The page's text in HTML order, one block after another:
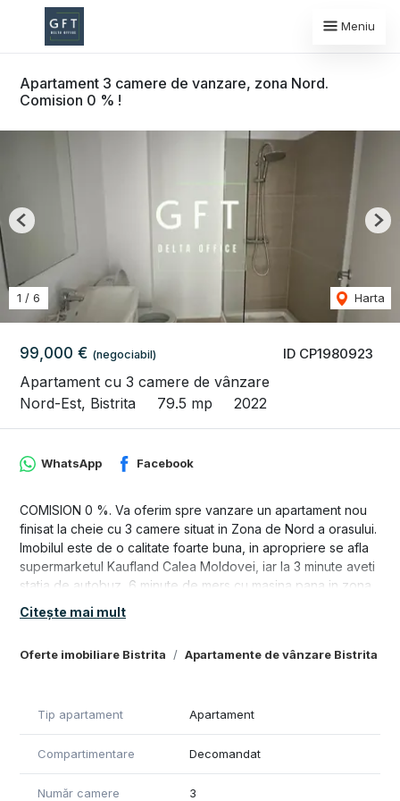
Meniu
Apartament 3 camere de vanzare, zona Nord.
Comision 0 % !
ID CP1980923
99,000 € (negociabil)
Apartament cu 3 camere de vânzare
Nord-Est, Bistrita
79.5 mp 2022
1 / 6 Harta
Previous
Oferte imobiliare Bistrita Apartamente de vânzare Bistrita
WhatsApp Facebook
COMISION 0 %. Va oferim spre vanzare un apartament nou
finisat la cheie cu 3 camere situat in Zona de Nord a orasului.
Imobilul este de o calitate foarte buna, in apropriere se afla
supermarketul Kaufland Calea Moldovei, iar la 3 minute aveti
statia de autobuz, 6 minute de mers cu masina pana in zona
centrala.
- suprafata construita este de 79,5 mp
- se vinde finisat cu gresie, parchet, faianta si usi noi
- baie finisata cu sanitarele montate
- hol foarte generos
bucataria, 2 bai, hol, balcon
Citește mai mult
Tip apartament Apartament
Compartimentare Decomandat
Număr camere 3